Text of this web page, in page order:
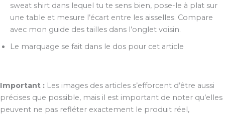
sweat shirt dans lequel tu te sens bien, pose-le à plat sur
une table et mesure l’écart entre les aisselles. Compare
avec mon guide des tailles dans l’onglet voisin.
Le marquage se fait dans le dos pour cet article
Important : Les images des articles s’efforcent d’être aussi
précises que possible, mais il est important de noter qu’elles
peuvent ne pas refléter exactement le produit réel,